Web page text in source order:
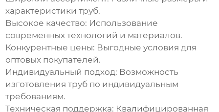
характеристики труб.
Высокое качество: Использование
современных технологий и материалов.
Конкурентные цены: Выгодные условия для
оптовых покупателей.
Индивидуальный подход: Возможность
изготовления труб по индивидуальным
требованиям.
Техническая поддержка: Квалифицированная